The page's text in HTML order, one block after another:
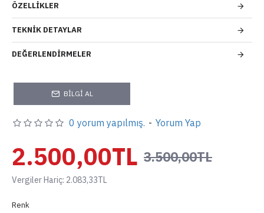
ÖZELLIKLER
TEKNIK DETAYLAR
DEĞERLENDIRMELER
BILGI AL
0 yorum yapılmış. - Yorum Yap
2.500,00TL 3.500,00TL
Vergiler Hariç: 2.083,33TL
Renk